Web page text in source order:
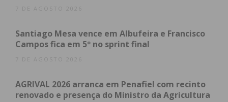
Assine nossa newsletter por e-mail e
obtenha de forma regular a informação
7 DE AGOSTO 2026
Santiago Mesa vence em Albufeira e Francisco
Campos fica em 5º no sprint final
7 DE AGOSTO 2026
AGRIVAL 2026 arranca em Penafiel com recinto
renovado e presença do Ministro da Agricultura